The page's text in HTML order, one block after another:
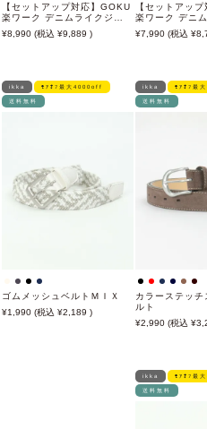
【セットアップ対応】GOKU
楽ワーク デニムライクジャ
ケット
8,990 9,889
【セットアッ
楽ワーク デニ
ツ
7,990
ikka ﾓｱｵﾌ最大4000off
送料無料
ゴムメッシュベルトＭＩＸ
1,990
2,189
ikka ﾓｱｵﾌ最
送料無料
カラーステッチ
ルト
2,990
ikka ﾓｱｵﾌ最
送料無料